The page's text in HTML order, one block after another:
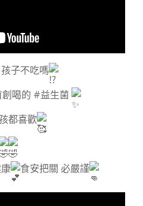
子不吃嗎
創喝的 #益生菌
都喜歡
食安把關 必嚴謹